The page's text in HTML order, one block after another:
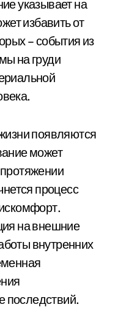
указывает на
избавить от
– события из
на груди
появляются
может
процесс
на внешние
внутренних
последствий.